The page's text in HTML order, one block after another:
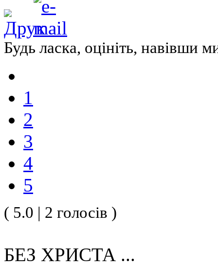
Будь ласка, оцініть, навівши
1
2
3
4
5
( 5.0 | 2 голосів )
БЕЗ ХРИСТА ...